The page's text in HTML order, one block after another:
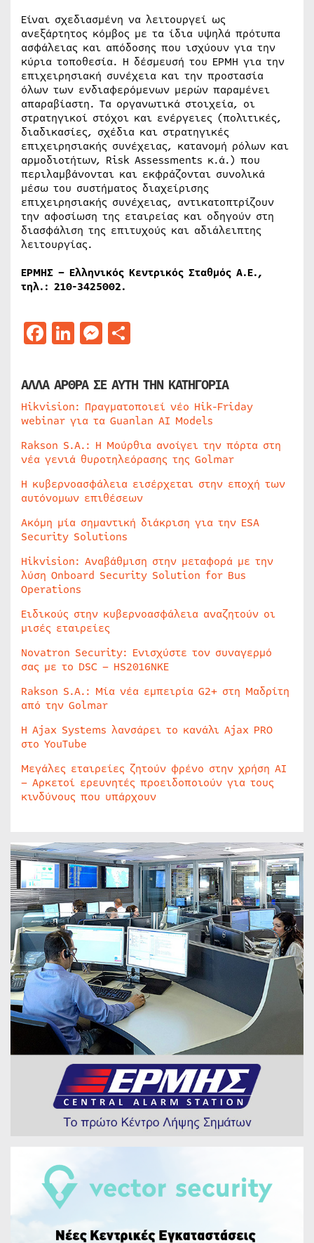
Είναι σχεδιασμένη να λειτουργεί ως
ανεξάρτητος κόμβος με τα ίδια υψηλά πρότυπα
ασφάλειας και απόδοσης που ισχύουν για την
κύρια τοποθεσία. Η δέσμευσή του ΕΡΜΗ για την
επιχειρησιακή συνέχεια και την προστασία
όλων των ενδιαφερόμενων μερών παραμένει
απαραβίαστη. Τα οργανωτικά στοιχεία, οι
στρατηγικοί στόχοι και ενέργειες (πολιτικές,
διαδικασίες, σχέδια και στρατηγικές
επιχειρησιακής συνέχειας, κατανομή ρόλων και
αρμοδιοτήτων, Risk Assessments κ.ά.) που
περιλαμβάνονται και εκφράζονται συνολικά
μέσω του συστήματος διαχείρισης
επιχειρησιακής συνέχειας, αντικατοπτρίζουν
την αφοσίωση της εταιρείας και οδηγούν στη
διασφάλιση της επιτυχούς και αδιάλειπτης
λειτουργίας.
ΕΡΜΗΣ – Ελληνικός Κεντρικός Σταθμός Α.Ε.,
τηλ.: 210-3425002.
Facebook
LinkedIn
Messenger
ΑΛΛΑ ΑΡΘΡΑ ΣΕ ΑΥΤΗ ΤΗΝ ΚΑΤΗΓΟΡΙΑ
Hikvision: Πραγματοποιεί νέο Hik-Friday
webinar για τα Guanlan AI Models
Rakson S.A.: Η Μούρθια ανοίγει την πόρτα στη
νέα γενιά θυροτηλεόρασης της Golmar
Η κυβερνοασφάλεια εισέρχεται στην εποχή των
αυτόνομων επιθέσεων
Ακόμη μία σημαντική διάκριση για την ESA
Security Solutions
Hikvision: Αναβάθμιση στην μεταφορά με την
λύση Onboard Security Solution for Bus
Operations
Ειδικούς στην κυβερνοασφάλεια αναζητούν οι
μισές εταιρείες
Novatron Security: Ενισχύστε τον συναγερμό
σας με το DSC – HS2016NKE
Rakson S.A.: Μία νέα εμπειρία G2+ στη Μαδρίτη
από την Golmar
Η Ajax Systems λανσάρει το κανάλι Ajax PRO
στο YouTube
Μεγάλες εταιρείες ζητούν φρένο στην χρήση AI
– Αρκετοί ερευνητές προειδοποιούν για τους
κινδύνους που υπάρχουν